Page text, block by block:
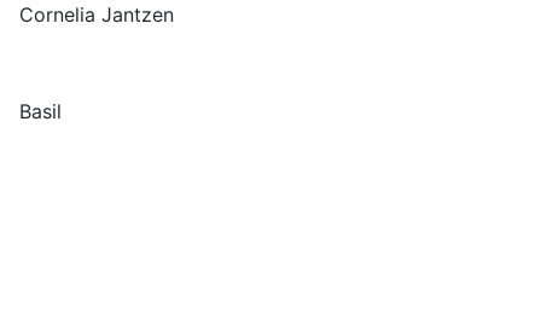
Cornelia Jantzen
Basil